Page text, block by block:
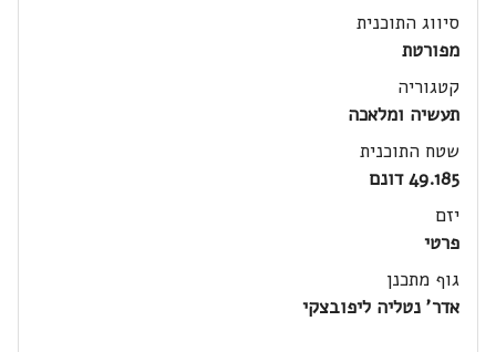
סיווג התוכנית
מפורטת
קטגוריה
תעשיה ומלאכה
שטח התוכנית
49.185 דונם
יזם
פרטי
גוף מתכנן
אדר' נטליה ליפובצקי